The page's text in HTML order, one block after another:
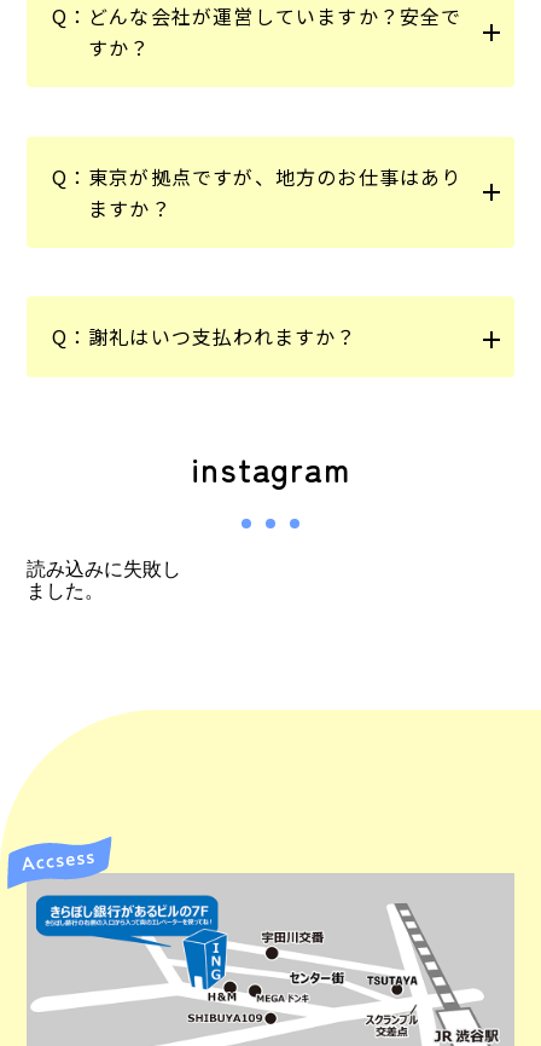
Q： どんな会社が運営していますか？安全で
すか？
Q： 東京が拠点ですが、地方のお仕事はあり
ますか？
Q： 謝礼はいつ支払われますか？
instagram
読み込みに失敗し
ました。